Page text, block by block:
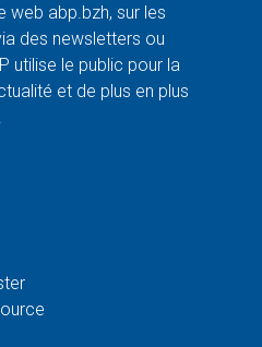
web abp.bzh, sur les
des newsletters ou
utilise le public pour la
et de plus en plus